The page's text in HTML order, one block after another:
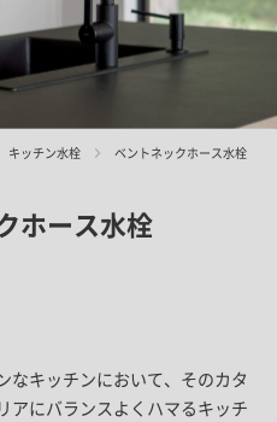
キッチン水栓 ベントネックホース水栓
ホース水栓
なキッチンにおいて、そのカタ
アにバランスよくハマるキッチ